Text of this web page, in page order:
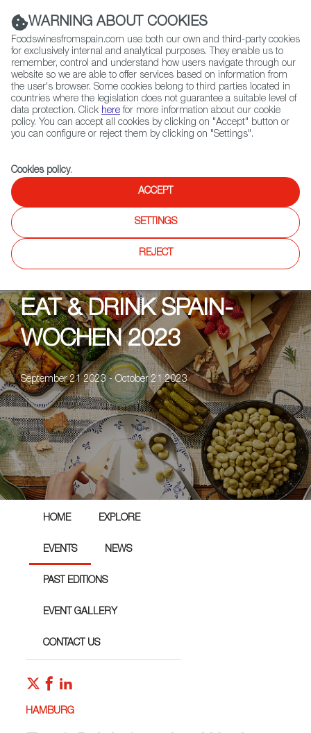
(+34) 913 497 100 |
Contact FWS Worldwide
Search
Home Upcoming Events
Events
Eat & Drink Spanien-Wochen im Portomarin
EAT & DRINK SPAIN-
WOCHEN 2023
September 21 2023 - October 21 2023
HOME EXPLORE
EVENTS NEWS
PAST EDITIONS
EVENT GALLERY
CONTACT US
HAMBURG
WARNING ABOUT COOKIES
Foodswinesfromspain.com use both our own and third-party cookies
for exclusively internal and analytical purposes. They enable us to
remember, control and understand how users navigate through our
website so we are able to offer services based on information from
the user's browser. Some cookies belong to third parties located in
countries where the legislation does not guarantee a suitable level of
data protection. Click here for more information about our cookie
policy. You can accept all cookies by clicking on "Accept" button or
you can configure or reject them by clicking on "Settings".
Cookies policy.
ACCEPT
SETTINGS
REJECT